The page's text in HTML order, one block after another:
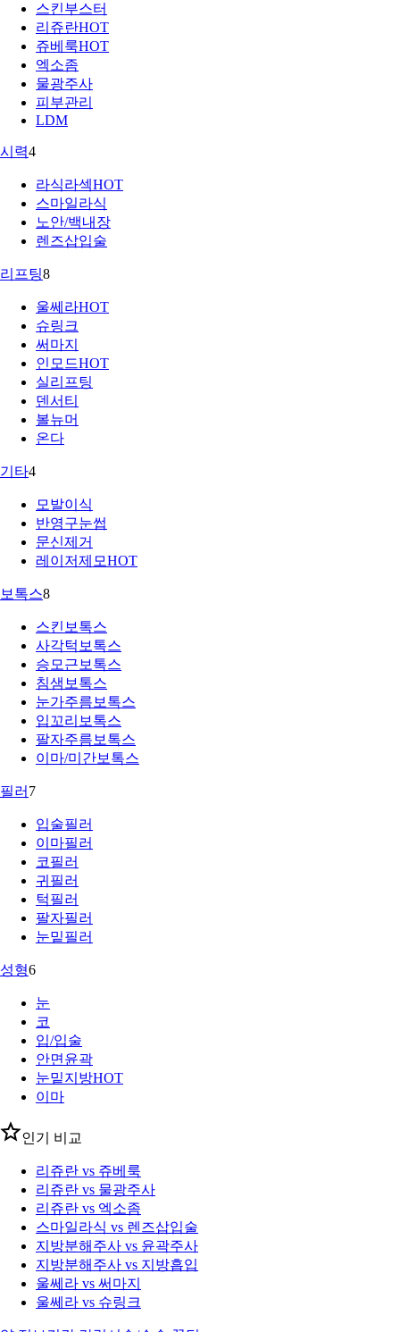
스킨부스터
리쥬란HOT
쥬베룩HOT
엑소좀
물광주사
피부관리
LDM
시력4
라식라섹HOT
스마일라식
노안/백내장
렌즈삽입술
리프팅8
울쎄라HOT
슈링크
써마지
인모드HOT
실리프팅
덴서티
볼뉴머
온다
기타4
모발이식
반영구눈썹
문신제거
레이저제모HOT
보톡스8
스킨보톡스
사각턱보톡스
승모근보톡스
침샘보톡스
눈가주름보톡스
입꼬리보톡스
팔자주름보톡스
이마/미간보톡스
필러 7
입술필러
이마필러
코필러
귀필러
턱필러
팔자필러
눈밑필러
성형6
눈
코
입/입술
안면윤곽
눈밑지방HOT
이마
인기 비교
리쥬란 vs 쥬베룩
리쥬란 vs 물광주사
리쥬란 vs 엑소좀
스마일라식 vs 렌즈삽입술
지방분해주사 vs 윤곽주사
지방분해주사 vs 지방흡입
울쎄라 vs 써마지
울쎄라 vs 슈링크